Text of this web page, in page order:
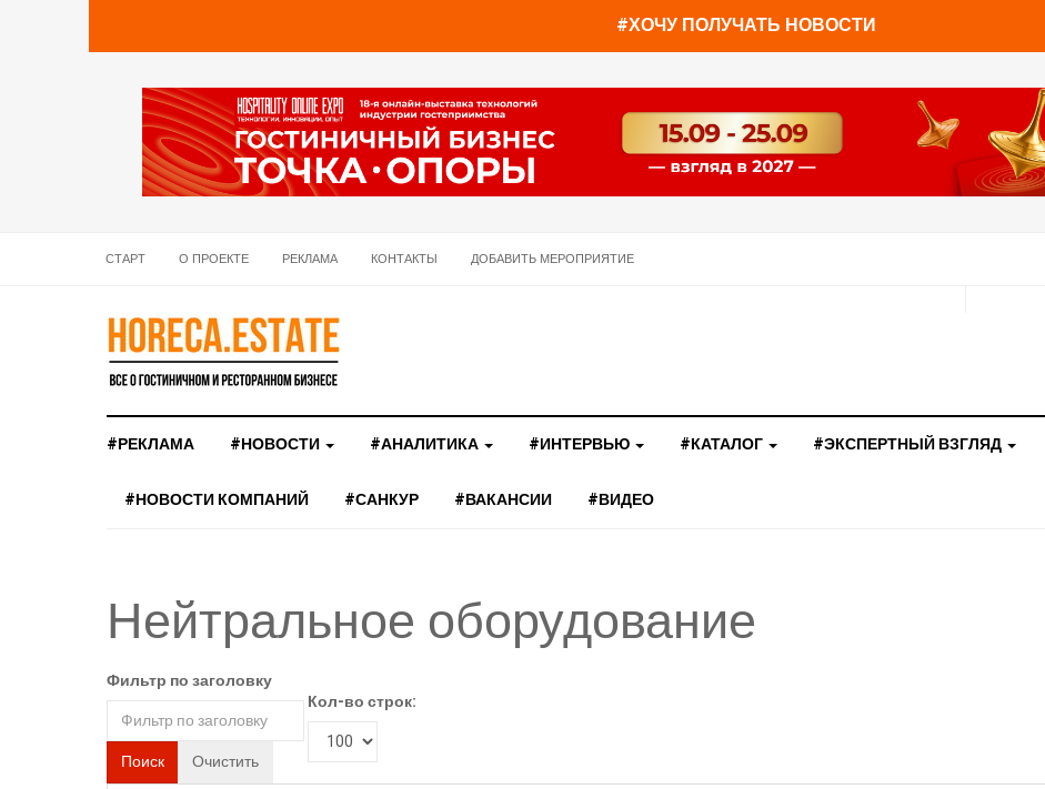
#ХОЧУ ПОЛУЧАТЬ НОВОСТИ
СТАРТ О ПРОЕКТЕ РЕКЛАМА КОНТАКТЫ ДОБАВИТЬ МЕРОПРИЯТИЕ
#РЕКЛАМА #НОВОСТИ #АНАЛИТИКА #ИНТЕРВЬЮ #КАТАЛОГ #ЭКСПЕРТНЫЙ ВЗГЛЯД
#НОВОСТИ КОМПАНИЙ #САНКУР #ВАКАНСИИ #ВИДЕО
Нейтральное оборудование
Фильтр по заголовку
Поиск Очистить
Кол-во строк: